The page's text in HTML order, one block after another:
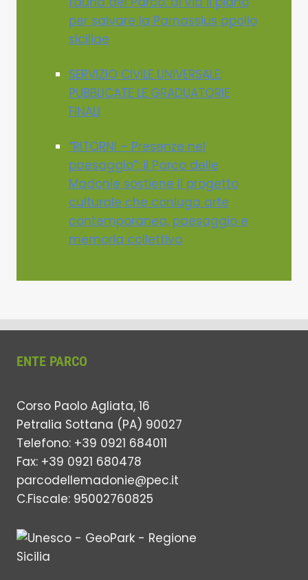
per salvare la Parnassius apollo
siciliae
SERVIZIO CIVILE UNIVERSALE:
PUBBLICATE LE GRADUATORIE
FINALI
“RITORNI – Presenze nel
paesaggio”: il Parco delle
Madonie sostiene il progetto
culturale che coniuga arte
contemporanea, paesaggio e
memoria collettiva
ENTE PARCO
Corso Paolo Agliata, 16
Petralia Sottana (PA) 90027
Telefono: +39 0921 684011
Fax: +39 0921 680478
parcodellemadonie@pec.it
C.Fiscale: 95002760825